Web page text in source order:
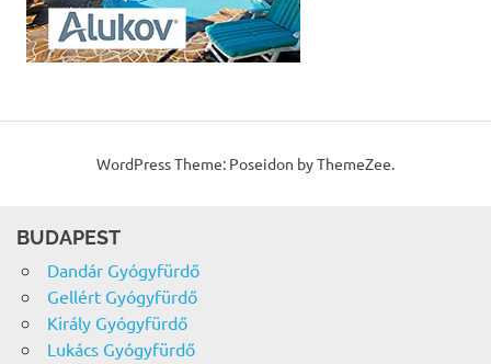
WordPress Theme: Poseidon by ThemeZee.
BUDAPEST
Dandár Gyógyfürdő
Gellért Gyógyfürdő
Király Gyógyfürdő
Lukács Gyógyfürdő